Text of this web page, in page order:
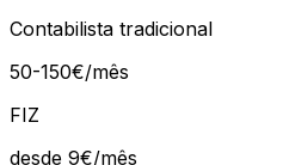
Contabilista tradicional
50-150€/mês
FIZ
desde 9€/mês